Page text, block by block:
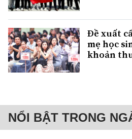
Đề xuất
mẹ học
khoản
NỔI BẬT TRONG